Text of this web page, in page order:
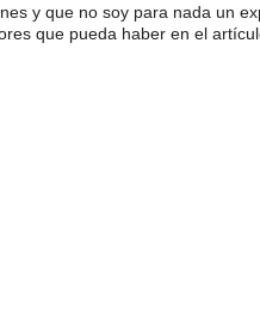
y que no soy para nada un
que pueda haber en el